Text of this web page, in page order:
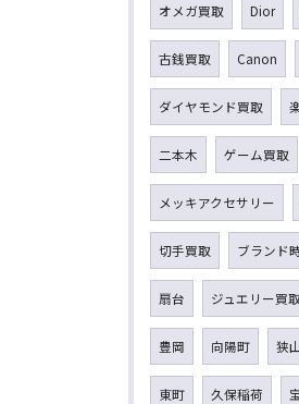
オメガ買取 Dior
古銭買取 Canon
ダイヤモンド買取
二本木 ゲーム買取
メッキアクセサリー
切手買取 ブランド
扇台 ジュエリー買取
豊岡 向陽町 狭
東町 久保稲荷